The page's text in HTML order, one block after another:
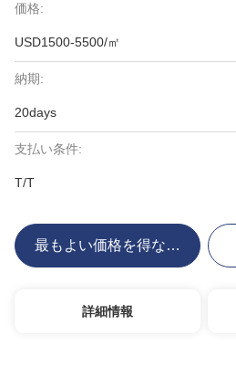
価格:
USD1500-5500/㎡
納期:
20days
支払い条件:
T/T
最もよい価格を得なさい
詳細情報